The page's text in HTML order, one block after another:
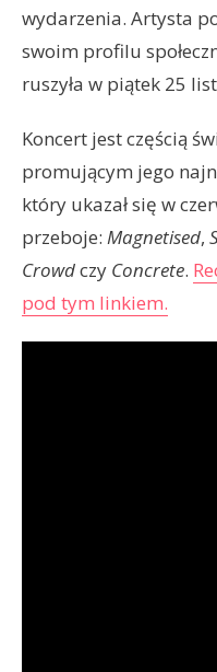
wydarzenia. Artysta
swoim profilu
ruszyła w piątek 25
Koncert jest częścią
promującym jego
który ukazał się w
przeboje: Magnetised,
Crowdczy Concrete.
pod tym linkiem.